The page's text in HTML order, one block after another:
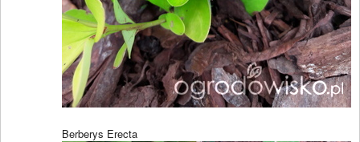
Berberys Erecta